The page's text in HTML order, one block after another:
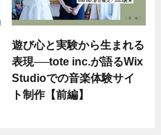
遊び心と実験から生まれる
表現──tote inc.が語るWix
Studioでの音楽体験サイ
ト制作【前編】